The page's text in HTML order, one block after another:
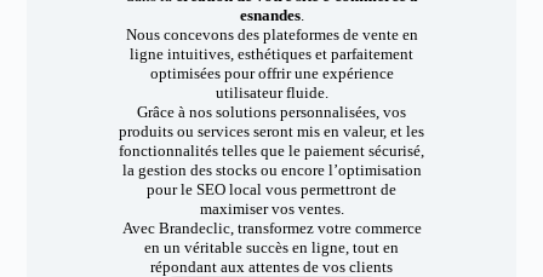
esnandes.
Nous concevons des plateformes de vente en
ligne intuitives, esthétiques et parfaitement
optimisées pour offrir une expérience
utilisateur fluide.
Grâce à nos solutions personnalisées, vos
produits ou services seront mis en valeur, et les
fonctionnalités telles que le paiement sécurisé,
la gestion des stocks ou encore l’optimisation
pour le SEO local vous permettront de
maximiser vos ventes.
Avec Brandeclic, transformez votre commerce
en un véritable succès en ligne, tout en
répondant aux attentes de vos clients